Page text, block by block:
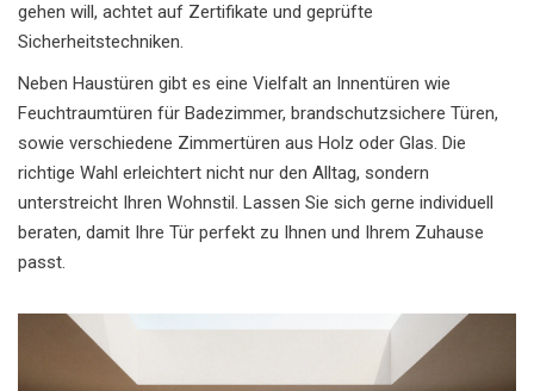
gehen will, achtet auf Zertifikate und geprüfte
Sicherheitstechniken.
Neben Haustüren gibt es eine Vielfalt an Innentüren wie
Feuchtraumtüren für Badezimmer, brandschutzsichere Türen,
sowie verschiedene Zimmertüren aus Holz oder Glas. Die
richtige Wahl erleichtert nicht nur den Alltag, sondern
unterstreicht Ihren Wohnstil. Lassen Sie sich gerne individuell
beraten, damit Ihre Tür perfekt zu Ihnen und Ihrem Zuhause
passt.